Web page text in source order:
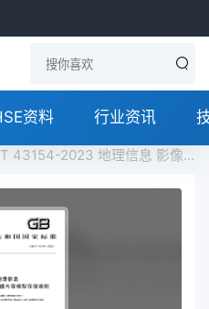
资料 行业资讯
2023 地理信息 影像与格网数据内容模型存储规则免费下载